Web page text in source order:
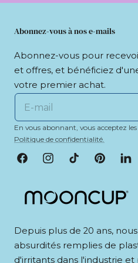
Abonnez-vous à nos e-mails
Abonnez-vous pour
et offres, et bénéficiez
votre premier achat.
En vous abonnant, vous acceptez les
Politique de confidentialité.
FacebookInstagram
Tik
Pinterest
Depuis plus de 20 ans,
absurdités remplies de
d'irritants dans l'industrie